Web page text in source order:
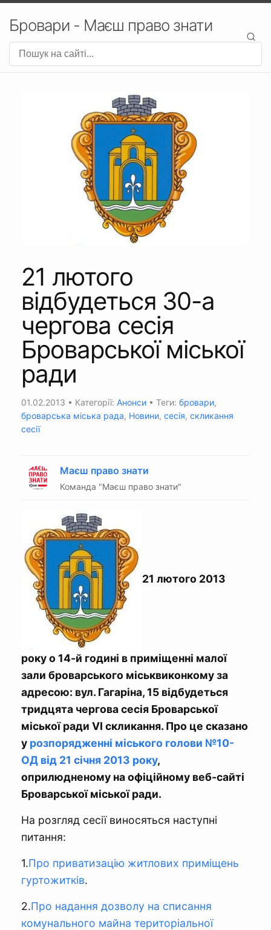
Бровари - Маєш право знати
21 лютого
відбудеться 30-а
чергова сесія
Броварської міської
ради
01.02.2013 • Категорії: Анонси • Теги: бровари,
броварська міська рада, Новини, сесія, скликання
сесії
Маєш право знати
Команда "Маєш право знати"
21 лютого 2013
року о 14-й годині в приміщенні малої
зали броварського міськвиконкому за
адресою: вул. Гагаріна, 15 відбудеться
тридцята чергова сесія Броварської
міської ради VІ скликання. Про це сказано
у розпорядженні міського голови №10-
ОД від 21 січня 2013 року,
оприлюдненому на офіційному веб-сайті
Броварської міської ради.
На розгляд сесії виносяться наступні
питання:
1.Про приватизацію житлових приміщень
гуртожитків.
2.Про надання дозволу на списання
комунального майна територіальної